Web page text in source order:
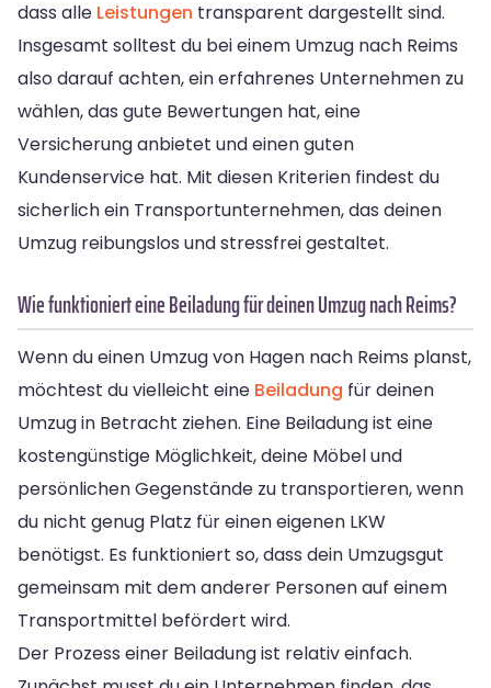
dass alle Leistungen transparent dargestellt sind.
Insgesamt solltest du bei einem Umzug nach Reims
also darauf achten, ein erfahrenes Unternehmen zu
wählen, das gute Bewertungen hat, eine
Versicherung anbietet und einen guten
Kundenservice hat. Mit diesen Kriterien findest du
sicherlich ein Transportunternehmen, das deinen
Umzug reibungslos und stressfrei gestaltet.
Wie funktioniert eine Beiladung für deinen Umzug nach Reims?
Wenn du einen Umzug von Hagen nach Reims planst,
möchtest du vielleicht eine Beiladung für deinen
Umzug in Betracht ziehen. Eine Beiladung ist eine
kostengünstige Möglichkeit, deine Möbel und
persönlichen Gegenstände zu transportieren, wenn
du nicht genug Platz für einen eigenen LKW
benötigst. Es funktioniert so, dass dein Umzugsgut
gemeinsam mit dem anderer Personen auf einem
Transportmittel befördert wird.
Der Prozess einer Beiladung ist relativ einfach.